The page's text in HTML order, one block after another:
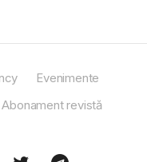
Evenimente
Abonament revistă